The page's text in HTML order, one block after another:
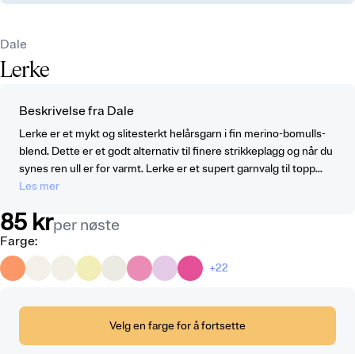
Dale
Lerke
Beskrivelse fra Dale
Lerke er et mykt og slitesterkt helårsgarn i fin merino-bomulls-
blend. Dette er et godt alternativ til finere strikkeplagg og når du
synes ren ull er for varmt. Lerke er et supert garnvalg til topp...
Les mer
85 krper nøste
Farge:
+22
Velg en farge for å fortsette